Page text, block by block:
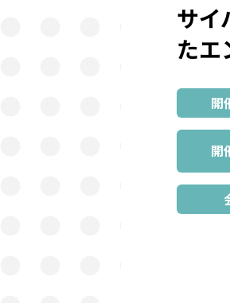
サイ
たエ
開
開